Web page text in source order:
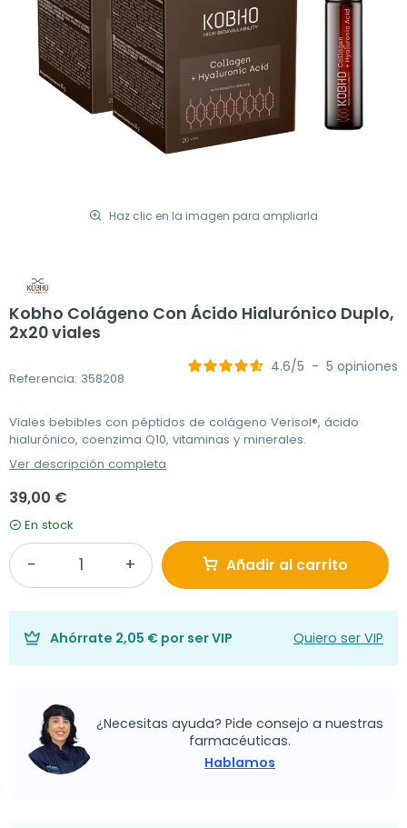
Haz clic en la imagen para ampliarla
Kobho Colágeno Con Ácido Hialurónico Duplo,
2x20 viales
Referencia: 358208
4.6/5 - 5 opiniones
Viales bebibles con péptidos de colágeno Verisol®, ácido
hialurónico, coenzima Q10, vitaminas y minerales.
Ver descripción completa
39,00 €
En stock
Añadir al carrito
Ahórrate 2,05 € por ser VIP Quiero ser VIP
¿Necesitas ayuda? Pide consejo a nuestras
farmacéuticas.
Hablamos